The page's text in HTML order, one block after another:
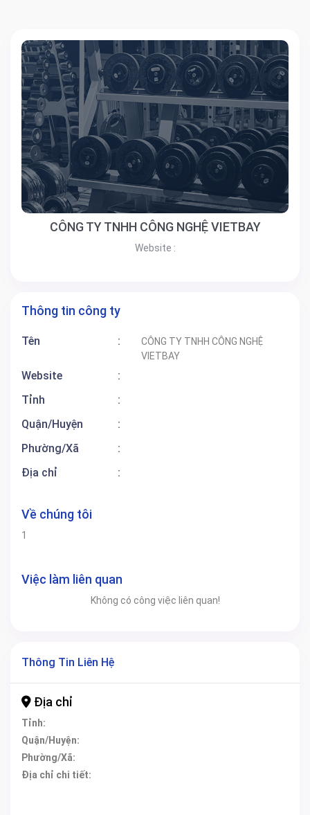
CÔNG TY TNHH CÔNG NGHỆ VIETBAY
Website :
Thông tin công ty
Tên :
CÔNG TY TNHH CÔNG NGHỆ
VIETBAY
Website
:
Tỉnh
:
Quận/Huyện
:
Phường/Xã
:
Địa chỉ
:
Về chúng tôi
1
Việc làm liên quan
Không có công việc liên quan!
Thông Tin Liên Hệ
Địa chỉ
Tỉnh:
Quận/Huyện:
Phường/Xã:
Địa chỉ chi tiết: